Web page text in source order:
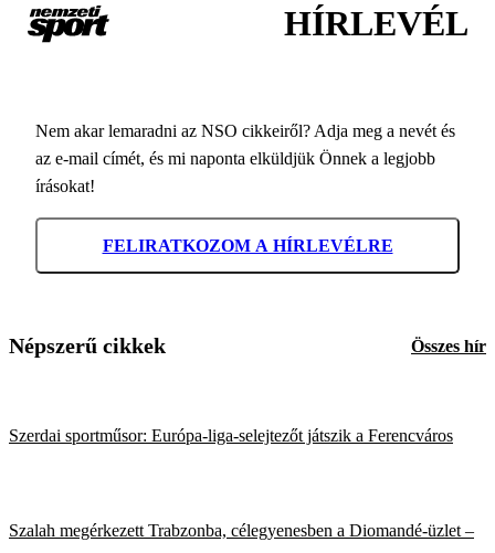
HÍRLEVÉL
Nem akar lemaradni az NSO cikkeiről? Adja meg a nevét és
az e-mail címét, és mi naponta elküldjük Önnek a legjobb
írásokat!
FELIRATKOZOM A HÍRLEVÉLRE
Népszerű cikkek Összes hír
Szerdai sportműsor: Európa-liga-selejtezőt játszik a Ferencváros
Szalah megérkezett Trabzonba, célegyenesben a Diomandé-üzlet –